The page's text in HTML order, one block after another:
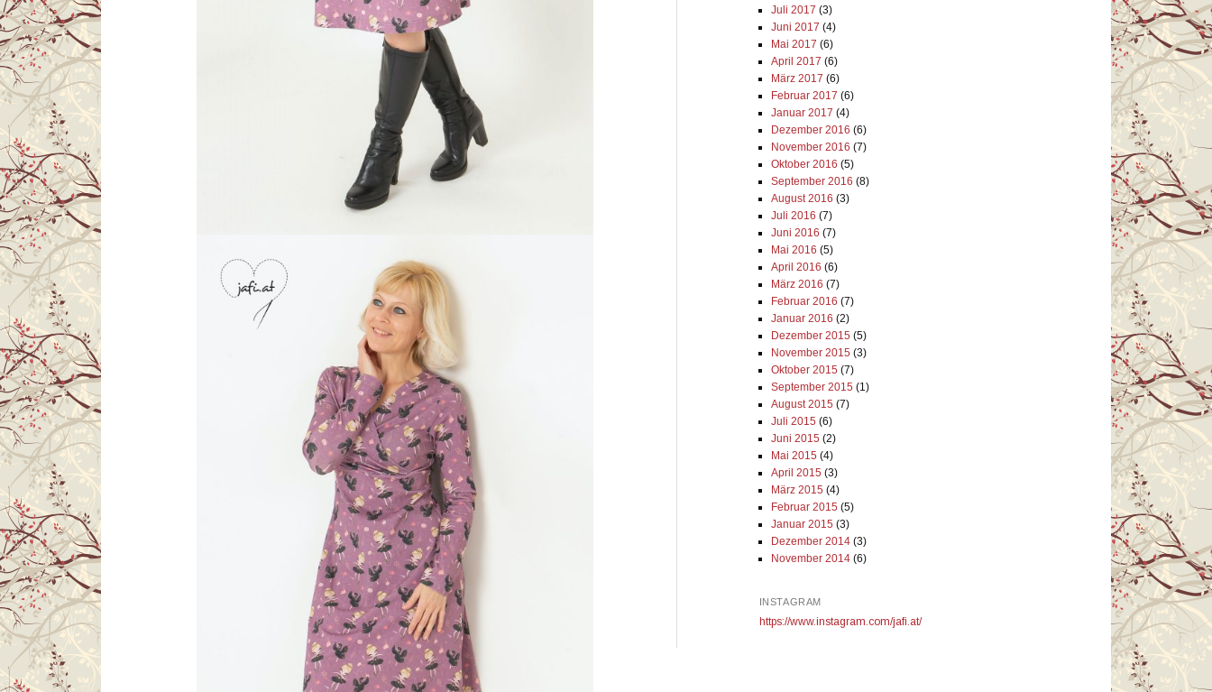
Juli 2017 (3)
Juni 2017 (4)
Mai 2017 (6)
April 2017 (6)
März 2017 (6)
Februar 2017 (6)
Januar 2017 (4)
Dezember 2016 (6)
November 2016 (7)
Oktober 2016 (5)
September 2016 (8)
August 2016 (3)
Juli 2016 (7)
Juni 2016 (7)
Mai 2016 (5)
April 2016 (6)
März 2016 (7)
Februar 2016 (7)
Januar 2016 (2)
Dezember 2015 (5)
November 2015 (3)
Oktober 2015 (7)
September 2015 (1)
August 2015 (7)
Juli 2015 (6)
Juni 2015 (2)
Mai 2015 (4)
April 2015 (3)
März 2015 (4)
Februar 2015 (5)
Januar 2015 (3)
Dezember 2014(3)
November 2014(6)
INSTAGRAM
https://www.instagram.com/jafi.at/